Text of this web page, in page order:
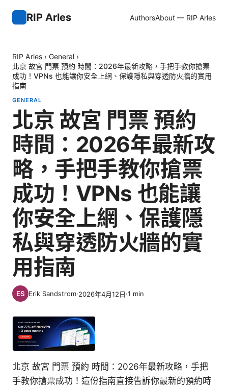
RIP Arles AuthorsAbout — RIP Arles
RIP Arles › General ›
北京 故宮 門票 預約 時間：2026年最新攻略，手把手教你搶票
成功！VPNs 也能讓你安全上網、保護隱私與穿透防火牆的實用
指南
GENERAL
北京 故宮 門票 預約
時間：2026年最新攻
略，手把手教你搶票
成功！VPNs 也能讓
你安全上網、保護隱
私與穿透防火牆的實
用指南
Erik Sandstrom·2026年4月12日·1 min
北京 故宮 門票 預約 時間：2026年最新攻略，手把
手教你搶票成功！這份指南直接告訴你最新的預約時